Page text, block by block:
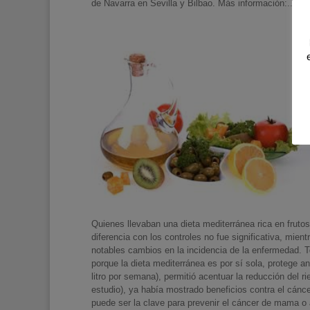
de Navarra en Sevilla y Bilbao. Más información:...
Quienes llevaban una dieta mediterránea rica en
diferencia con los controles no fue significativa,
notables cambios en la incidencia de la enfermedad.
porque la dieta mediterránea es por sí sola, protege
litro por semana), permitió acentuar la reducción del
estudio), ya había mostrado beneficios contra el
puede ser la clave para prevenir el cáncer de mama